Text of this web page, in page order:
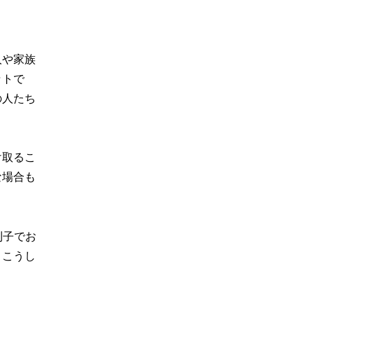
家族
で
たち
るこ
合も
でお
うし